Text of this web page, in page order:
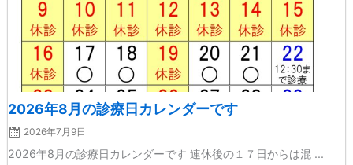
2026年8月の診療日カレンダーです
2026年7月9日
2026年8月の診療日カレンダーです 連休後の１７日からは混 ...